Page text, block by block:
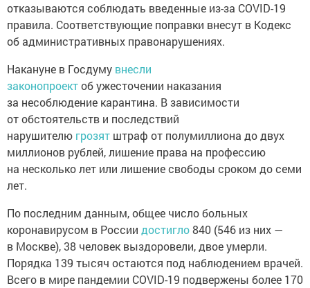
отказываются соблюдать введенные из-за COVID-19
правила. Соответствующие поправки внесут в Кодекс
об административных правонарушениях.
Накануне в Госдуму внесли
законопроектоб ужесточении наказания
за несоблюдение карантина. В зависимости
от обстоятельств и последствий
нарушителю грозят штраф от полумиллиона до двух
миллионов рублей, лишение права на профессию
на несколько лет или лишение свободы сроком до семи
лет.
По последним данным, общее число больных
коронавирусом в России достигло840 (546 из них —
в Москве), 38 человек выздоровели, двое умерли.
Порядка 139 тысяч остаются под наблюдением врачей.
Всего в мире пандемии COVID-19 подвержены более 170